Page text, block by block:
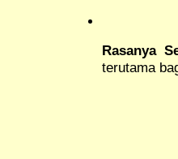
Rasanya
terutama